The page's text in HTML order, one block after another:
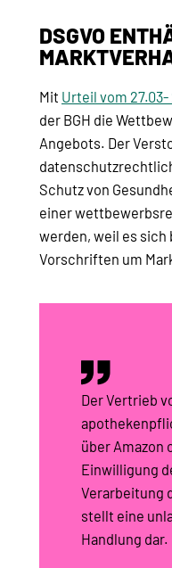
DSGVO
Mit Urteil vom 27.03-
der BGH die
Angebots. Der
Schutz von
einer
werden, weil es sich
Vorschriften um
Der Vertrieb
über Amazon
Einwilligung
Verarbeitung
stellt eine
Handlung dar.